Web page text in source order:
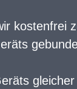
kostenfrei